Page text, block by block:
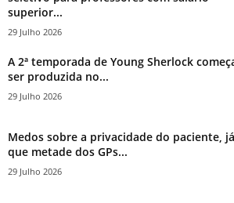
superior...
29 Julho 2026
A 2ª temporada de Young Sherlock
ser produzida no...
29 Julho 2026
Medos sobre a privacidade do paciente, já
que metade dos GPs...
29 Julho 2026